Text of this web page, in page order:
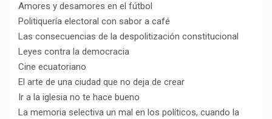
Amores y desamores en el fútbol
Politiquería electoral con sabor a café
Las consecuencias de la despolitización constitucional
Leyes contra la democracia
Cine ecuatoriano
El arte de una ciudad que no deja de crear
Ir a la iglesia no te hace bueno
La memoria selectiva un mal en los políticos, cuando la